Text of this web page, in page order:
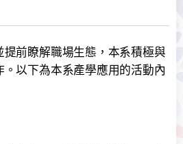
前瞭解職場生態，本系積極與
以下為本系產學應用的活動內